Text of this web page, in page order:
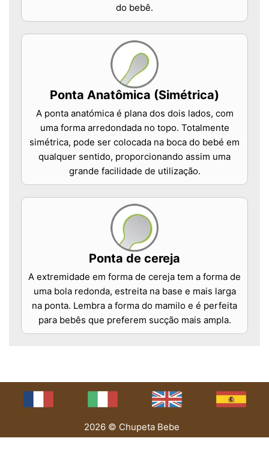
do bebê.
Ponta Anatômica (Simétrica)
A ponta anatómica é plana dos dois lados, com
uma forma arredondada no topo. Totalmente
simétrica, pode ser colocada na boca do bebé em
qualquer sentido, proporcionando assim uma
grande facilidade de utilização.
Ponta de cereja
A extremidade em forma de cereja tem a forma de
uma bola redonda, estreita na base e mais larga
na ponta. Lembra a forma do mamilo e é perfeita
para bebês que preferem sucção mais ampla.
2026 © Chupeta Bebe